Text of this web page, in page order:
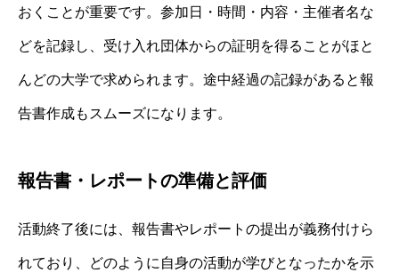
おくことが重要です。参加日・時間・内容・主催者名な
どを記録し、受け入れ団体からの証明を得ることがほと
んどの大学で求められます。途中経過の記録があると報
告書作成もスムーズになります。
報告書・レポートの準備と評価
活動終了後には、報告書やレポートの提出が義務付けら
れており、どのように自身の活動が学びとなったかを示